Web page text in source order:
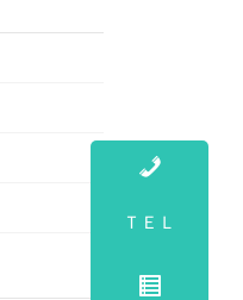
ＴＥＬ